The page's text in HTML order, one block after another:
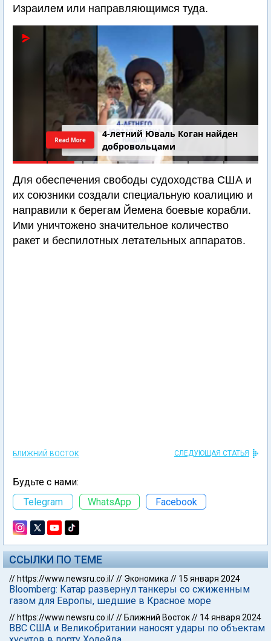
Израилем или направляющимся туда.
4-летний Юваль Коган найден
добровольцами
Read More
Для обеспечения свободы судоходства США и
их союзники создали специальную коалицию и
направили к берегам Йемена боевые корабли.
Ими уничтожено значительное количество
ракет и беспилотных летательных аппаратов.
БЛИЖНИЙ ВОСТОК СЛЕДУЮЩАЯ СТАТЬЯ
Будьте с нами:
Telegram
WhatsApp Facebook
ССЫЛКИ ПО ТЕМЕ
// https://www.newsru.co.il/// Экономика // 15 января 2024
Bloomberg: Катар развернул танкеры со сжиженным
газом для Европы, шедшие в Красное море
// https://www.newsru.co.il/// Ближний Восток// 14 января 2024
ВВС США и Великобритании наносят удары по объектам